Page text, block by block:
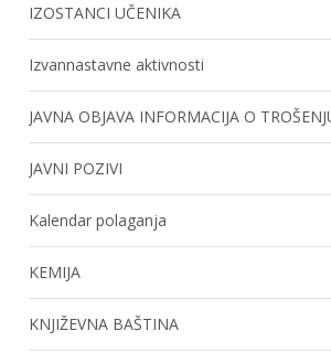
IZOSTANCI UČENIKA
Izvannastavne aktivnosti
JAVNA OBJAVA INFORMACIJA O
JAVNI POZIVI
Kalendar polaganja
KEMIJA
KNJIŽEVNA BAŠTINA